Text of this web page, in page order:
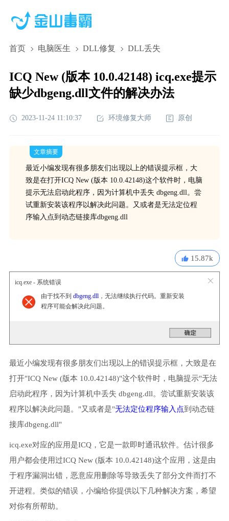
首页 电脑医生 DLL修复 DLL丢失
ICQ New (版本 10.0.42148) icq.exe提示
缺少dbgeng.dll文件的解决办法
2023-11-24 11:10:37 环境修复大师 原创
文章摘要
最近小编发现有很多朋友们出现以上的错误提示框，大
致是在打开ICQ New (版本 10.0.42148)这个软件时，电脑
提示无法启动此程序，因为计算机中丢失 dbgeng.dll。尝
试重新安装该程序以解决此问题。又或者是无法定位程
序输入点到动态链接库dbgeng.dll
15.87k
icq.exe - 系统错误
由于找不到 dbgeng.dll，无法继续执行代码。重新安装
程序可能会解决此问题。
最近小编发现有很多朋友们出现以上的错误提示框，大致是在
打开"ICQ New (版本 10.0.42148)"这个软件时，电脑提示"无法
启动此程序，因为计算机中丢失 dbgeng.dll。尝试重新安装该
程序以解决此问题。"又或者是"无法定位程序输入点到动态链
接库dbgeng.dll"
icq.exe对应的应用是ICQ，它是一款即时通讯软件。估计很多
用户都会使用过ICQ New (版本 10.0.42148)这个应用，这是由
于程序漏洞出错，恶意应用删除等导致丢失了部分文件而打不
开进程。类似的错误，小编给你提供以下几种解决方案，希望
对你有所帮助。